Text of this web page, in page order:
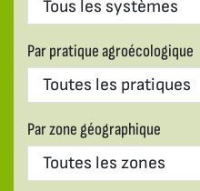
Par pratique agroécologique
Par zone géographique